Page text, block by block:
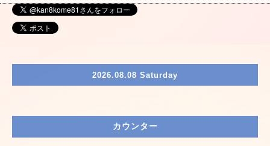
2026.08.08 Saturday
カウンター